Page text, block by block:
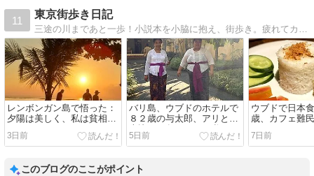
11
東京街歩き日記
レンボンガン島で悟った：
夕陽は美しく、私は貧相だ
った。
3日前
バリ島、ウブドのホテルで
８２歳の与太郎、アリと知
恵比べ（負けたのは私）
5日前
ウブドで日本
歳、カフェ難
7日前
このブログのここがポイント